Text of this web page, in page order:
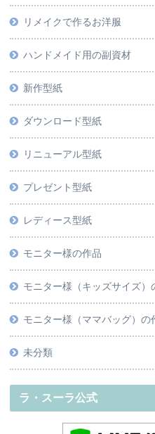
リメイクで作るお洋服
ハンドメイド用の副資材
新作型紙
ダウンロード型紙
リニューアル型紙
プレゼント型紙
レディース型紙
モニター様の作品
モニター様（キッズサイズ）
モニター様（ママバッグ）の
未分類
ラ・スーラ公式